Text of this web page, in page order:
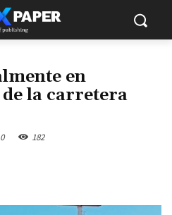
en
la carretera
0 182